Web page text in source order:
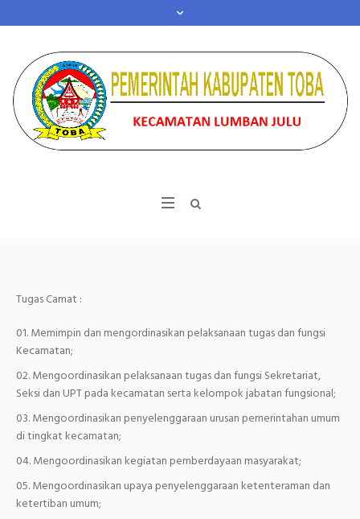
Tugas Camat :
Memimpin dan mengordinasikan pelaksanaan tugas dan fungsi
Kecamatan;
Mengoordinasikan pelaksanaan tugas dan fungsi Sekretariat,
Seksi dan UPT pada kecamatan serta kelompok jabatan fungsional;
Mengoordinasikan penyelenggaraan urusan pemerintahan umum
di tingkat kecamatan;
Mengoordinasikan kegiatan pemberdayaan masyarakat;
Mengoordinasikan upaya penyelenggaraan ketenteraman dan
ketertiban umum;